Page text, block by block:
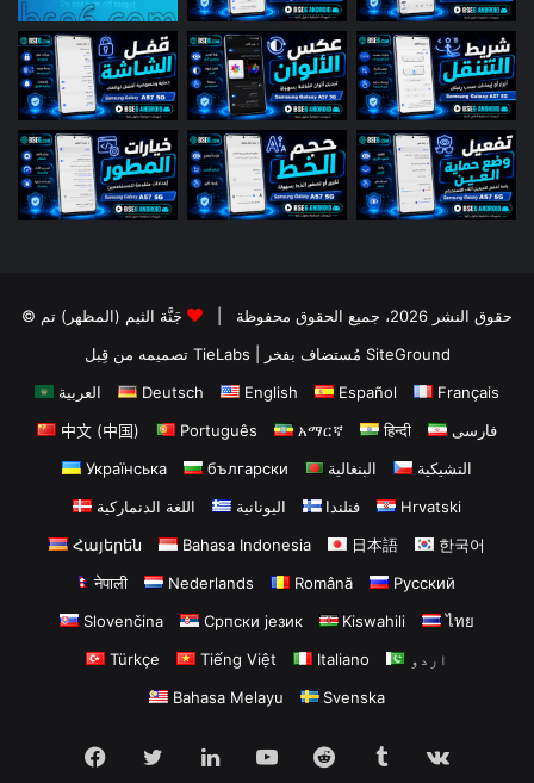
© حقوق النشر 2026، جميع الحقوق محفوظة |
جَنَّة الثيم (المظهر) تم
تصميمه من قِبل TieLabs
SiteGround
العربية
Deutsch English Español
Français
中文 (中国)
Português አማርኛ हिन्दी
فارسی
Українська
български البنغالية
التشيكية
اللغة الدنماركية
اليونانية فنلندا
Hrvatski
Հայերեն
Bahasa Indonesia 日本語
한국어
नेपाली
Nederlands Română
Русский
Slovenčina
Српски језик Kiswahili
ไทย
Türkçe
Tiếng Việt Italiano
اردو
Bahasa Melayu
Svenska
Facebook
TwitterLinkedInYouTubeRedditTumblr